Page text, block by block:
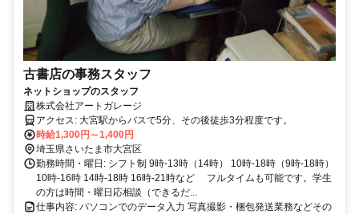
古書店の事務スタッフ
ネットショップのスタッフ
株式会社アートガレージ
アクセス: 大宮駅からバスで5分、その後徒歩3分程度です。
時給1,300円～1,400円
埼玉県さいたま市大宮区
勤務時間・曜日: シフト制 9時-13時（14時） 10時‐18時（9時‐18時）
10時-16時 14時-18時 16時-21時など フルタイムも可能です。学生
の方は時間・曜日応相談（できるだ...
仕事内容: パソコンでのデータ入力 写真撮影・梱包発送業務などその